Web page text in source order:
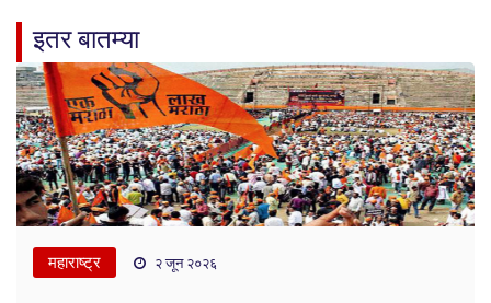
इतर बातम्या
महाराष्ट्र २ जून २०२६